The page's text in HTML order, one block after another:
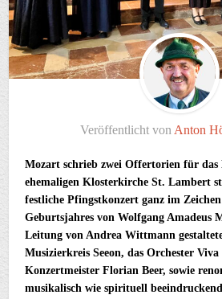
Veröffentlicht von Anton
Mozart schrieb zwei Offertorien für
ehemaligen Klosterkirche St. Lambert
festliche Pfingstkonzert ganz im Zeichen
Geburtsjahres von Wolfgang Amadeus
Leitung von Andrea Wittmann
Musizierkreis Seeon, das Orchester
Konzertmeister Florian Beer, sowie
musikalisch wie spirituell